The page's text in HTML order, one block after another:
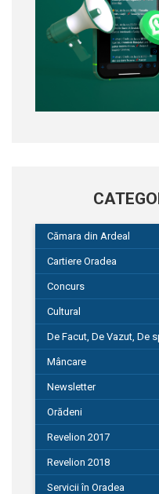
Cămara din Ardeal
Cartiere Oradea
Concurs
Cultural
De Facut, De Vazut, De
580
Mâncare
Newsletter
Orădeni
Revelion 2017
Revelion 2018
Servicii în Oradea